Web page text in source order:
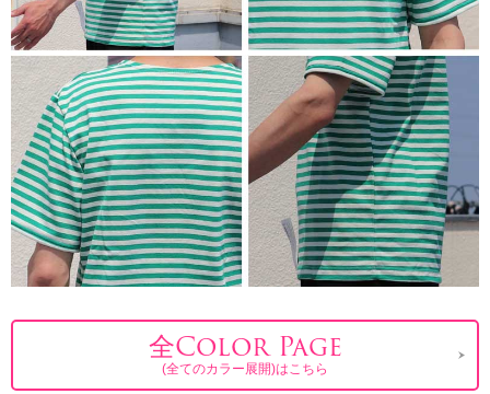
全Color Page
(全てのカラー展開)はこちら